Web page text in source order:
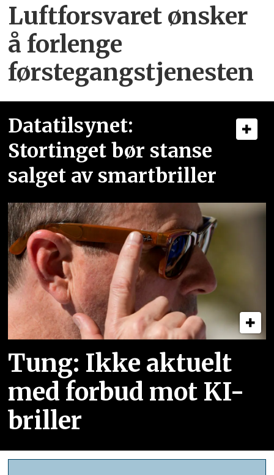
Luftforsvaret ønsker
å forlenge
førstegangstjenesten
Datatilsynet:
Stortinget bør stanse
salget av smartbriller
Tung: Ikke aktuelt
med forbud mot KI-
briller